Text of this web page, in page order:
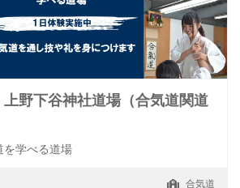
野下谷神社道場（合気道関道
を学べる道場
合気道